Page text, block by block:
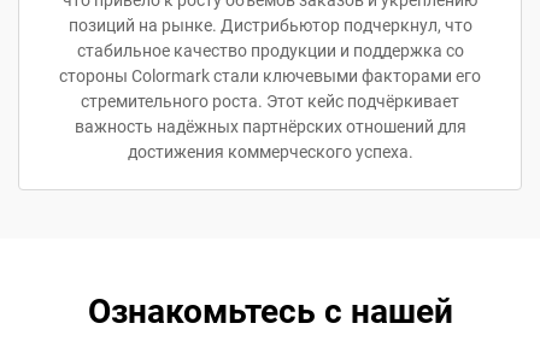
позиций на рынке. Дистрибьютор подчеркнул, что
стабильное качество продукции и поддержка со
стороны Colormark стали ключевыми факторами его
стремительного роста. Этот кейс подчёркивает
важность надёжных партнёрских отношений для
достижения коммерческого успеха.
Ознакомьтесь с нашей